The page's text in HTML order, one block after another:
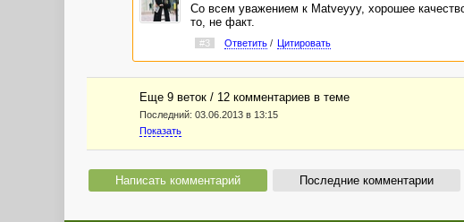
Со всем уважением к Matveyyy, хорошее
то, не факт.
#3 Ответить/ Цитировать
Еще 9 веток / 12 комментариев в темe
Последний: 03.06.2013 в 13:15
Показать
Написать комментарий Последние комментарии